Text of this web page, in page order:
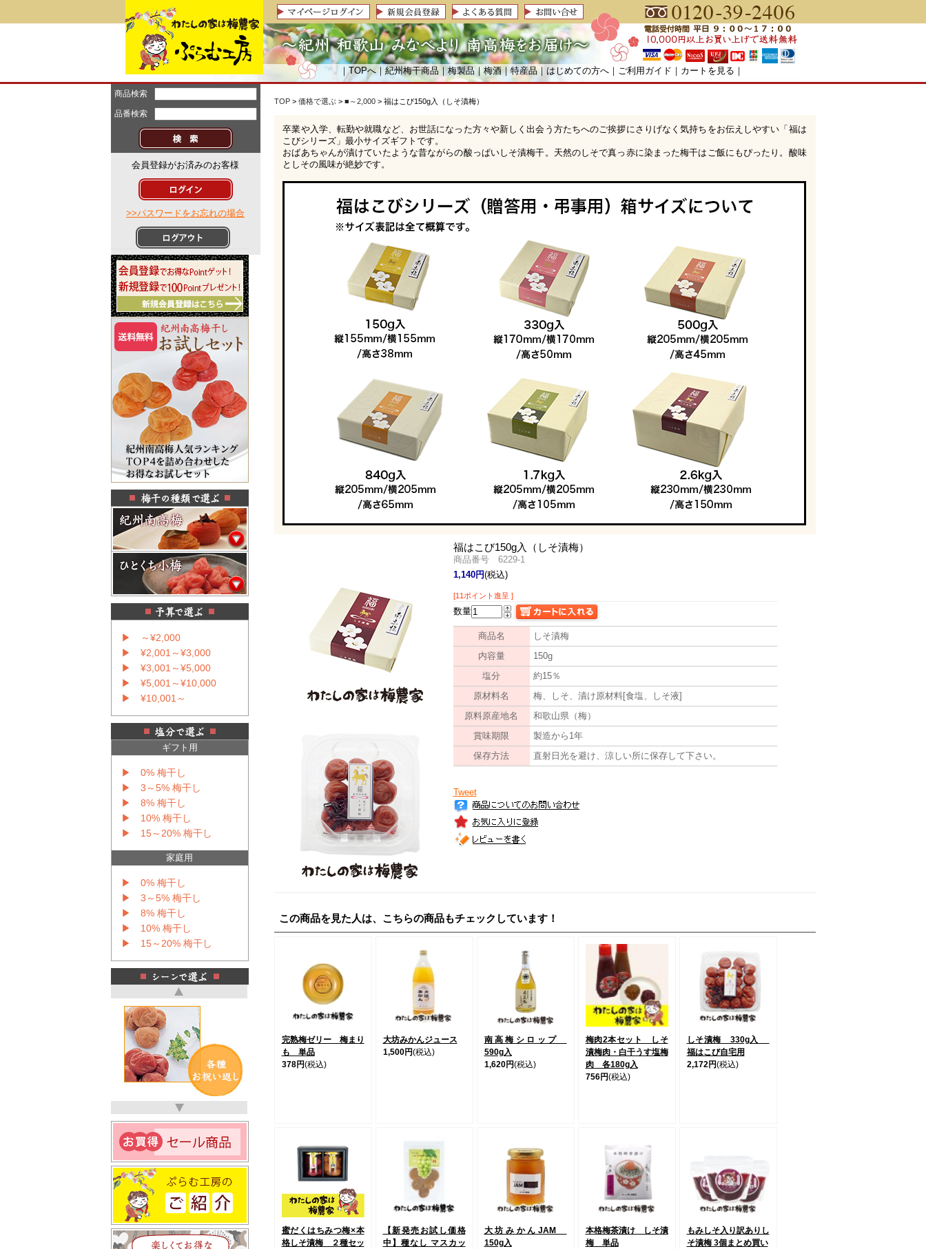
｜TOPへ｜紀州梅干商品 ｜梅製品｜ 梅酒｜ 特産品｜ はじめての方へ ｜ ご利用ガイド ｜ カートを見る ｜
商品検索
品番検索
会員登録がお済みのお客様
>>パスワードをお忘れの場合
▶ ～¥2,000
▶ ¥2,001～¥3,000
▶ ¥3,001～¥5,000
▶ ¥5,001～¥10,000
▶ ¥10,001～
ギフト用
▶ 0% 梅干し
▶ 3～5% 梅干し
▶ 8% 梅干し
▶ 10% 梅干し
▶ 15～20% 梅干し
家庭用
▶ 0% 梅干し
▶ 3～5% 梅干し
▶ 8% 梅干し
▶ 10% 梅干し
▶ 15～20% 梅干し
TOP> 価格で選ぶ> ■～2,000> 福はこび150g入（しそ漬梅）
卒業や入学、転勤や就職など、お世話になった方々や新しく出会う方たちへのご挨拶にさりげなく気持ちをお伝えしやすい「福は
こびシリーズ」最小サイズギフトです。
おばあちゃんが漬けていたような昔ながらの酸っぱいしそ漬梅干。天然のしそで真っ赤に染まった梅干はご飯にもぴったり。酸味
としその風味が絶妙です。
福はこび150g入（しそ漬梅）
商品番号 6229-1
1,140円(税込)
[11ポイント進呈 ]
数量
商品名
しそ漬梅
内容量
150g
塩分
約15％
原材料名
梅、しそ、漬け原材料[食塩、しそ液]
原料原産地名
和歌山県（梅）
賞味期限
製造から1年
保存方法
直射日光を避け、涼しい所に保存して下さい。
Tweet
この商品を見た人は、こちらの商品もチェックしています！
完熟梅ゼリー 梅まり
も 単品
378円(税込)
大坊みかんジュース
1,500円(税込)
南高梅シロップ
590g入
1,620円(税込)
梅肉2本セット しそ
漬梅肉・白干うす塩梅
肉 各180g入
756円(税込)
しそ漬梅 330g入
福はこび自宅用
2,172円(税込)
蜜だくはちみつ梅×本
格しそ漬梅 ２種セッ
【新発売お試し価格
中】種なし マスカッ
大坊みかんJAM
150g入
本格梅茶漬け しそ漬
梅 単品
もみしそ入り訳ありし
そ漬梅 3個まとめ買い